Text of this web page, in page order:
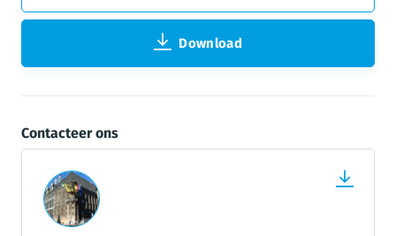
Download
Contacteer ons